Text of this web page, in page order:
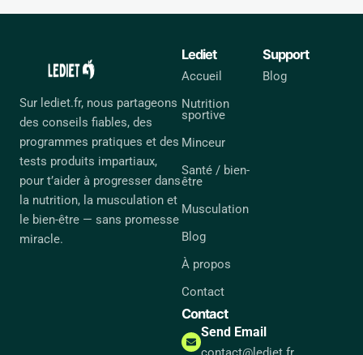
Sur lediet.fr, nous partageons
des conseils fiables, des
programmes pratiques et des
tests produits impartiaux,
pour t’aider à progresser dans
la nutrition, la musculation et
le bien-être — sans promesse
miracle.
Lediet
Accueil
Nutrition
sportive
Minceur
Santé / bien-
être
Musculation
Blog
À propos
Contact
Support
Blog
Contact
Send Email